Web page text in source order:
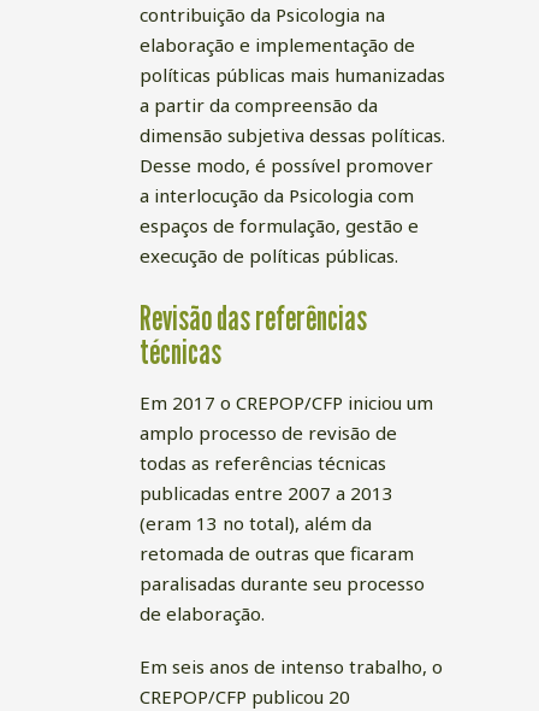
contribuição da Psicologia na
elaboração e implementação de
políticas públicas mais humanizadas
a partir da compreensão da
dimensão subjetiva dessas políticas.
Desse modo, é possível promover
a interlocução da Psicologia com
espaços de formulação, gestão e
execução de políticas públicas.
Revisão das referências
técnicas
Em 2017 o CREPOP/CFP iniciou um
amplo processo de revisão de
todas as referências técnicas
publicadas entre 2007 a 2013
(eram 13 no total), além da
retomada de outras que ficaram
paralisadas durante seu processo
de elaboração.
Em seis anos de intenso trabalho, o
CREPOP/CFP publicou 20